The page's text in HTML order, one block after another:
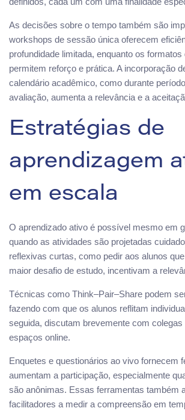
As decisões sobre o tempo também são
workshops de sessão única oferecem
profundidade limitada, enquanto os
permitem reforço e prática. A incorporação
calendário acadêmico, como durante
avaliação, aumenta a relevância e a
Estratégias de
aprendizagem
em escala
O aprendizado ativo é possível mesmo em
quando as atividades são projetadas
reflexivas curtas, como pedir aos alunos
maior desafio de estudo, incentivam a
Técnicas como Think–Pair–Share podem
fazendo com que os alunos reflitam
seguida, discutam brevemente com
espaços online.
Enquetes e questionários ao vivo fornecem
aumentam a participação, especialmente
são anônimas. Essas ferramentas também
facilitadores a medir a compreensão em